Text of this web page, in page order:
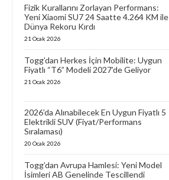
Fizik Kurallarını Zorlayan Performans:
Yeni Xiaomi SU7 24 Saatte 4.264 KM ile
Dünya Rekoru Kırdı
21 Ocak 2026
Togg’dan Herkes İçin Mobilite: Uygun
Fiyatlı “T6” Modeli 2027’de Geliyor
21 Ocak 2026
2026’da Alınabilecek En Uygun Fiyatlı 5
Elektrikli SUV (Fiyat/Performans
Sıralaması)
20 Ocak 2026
Togg’dan Avrupa Hamlesi: Yeni Model
İsimleri AB Genelinde Tescillendi